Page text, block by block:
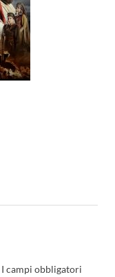
I campi obbligatori